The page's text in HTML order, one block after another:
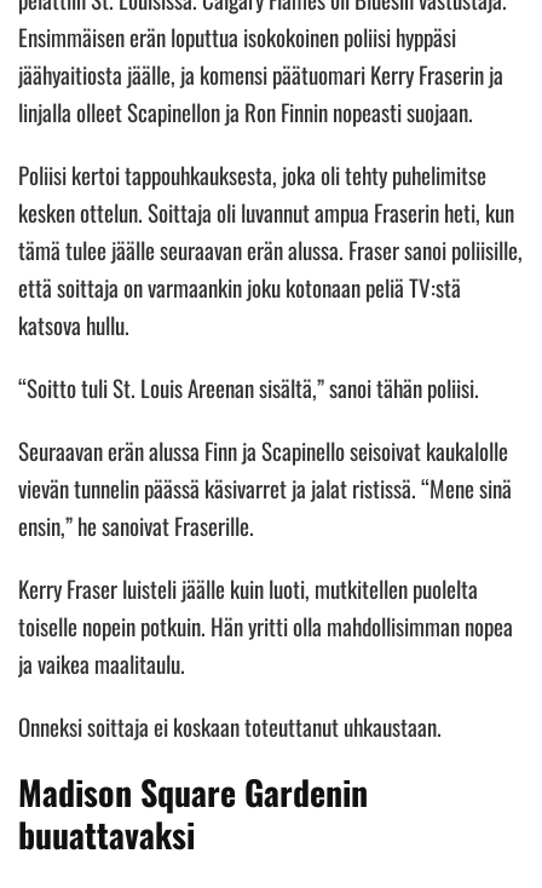
Ensimmäisen erän loputtua isokokoinen poliisi hyppäsi
jäähyaitiosta jäälle, ja komensi päätuomari Kerry Fraserin ja
linjalla olleet Scapinellon ja Ron Finnin nopeasti suojaan.
Poliisi kertoi tappouhkauksesta, joka oli tehty puhelimitse
kesken ottelun. Soittaja oli luvannut ampua Fraserin heti, kun
tämä tulee jäälle seuraavan erän alussa. Fraser sanoi poliisille,
että soittaja on varmaankin joku kotonaan peliä TV:stä
katsova hullu.
“Soitto tuli St. Louis Areenan sisältä,” sanoi tähän poliisi.
Seuraavan erän alussa Finn ja Scapinello seisoivat kaukalolle
vievän tunnelin päässä käsivarret ja jalat ristissä. “Mene sinä
ensin,” he sanoivat Fraserille.
Kerry Fraser luisteli jäälle kuin luoti, mutkitellen puolelta
toiselle nopein potkuin. Hän yritti olla mahdollisimman nopea
ja vaikea maalitaulu.
Onneksi soittaja ei koskaan toteuttanut uhkaustaan.
Madison Square Gardenin
buuattavaksi